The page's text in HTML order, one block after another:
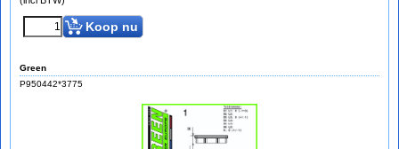
Koop nu
Green
P950442*3775